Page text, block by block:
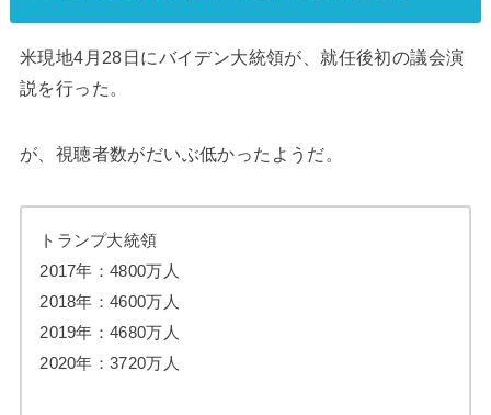
米現地4月28日にバイデン大統領が、就任後初の議会演
説を行った。
が、視聴者数がだいぶ低かったようだ。
トランプ大統領
2017年：4800万人
2018年：4600万人
2019年：4680万人
2020年：3720万人